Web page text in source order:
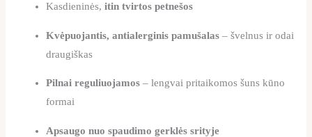
Kasdieninės,itin tvirtos petnešos
Kvėpuojantis, antialerginis pamušalas – švelnus ir odai
draugiškas
Pilnai reguliuojamos – lengvai pritaikomos šuns kūno
formai
Apsaugo nuo spaudimo gerklės srityje